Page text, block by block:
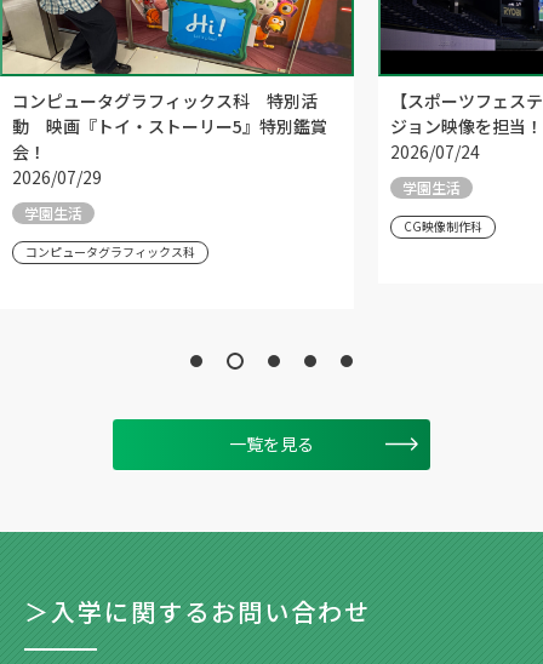
コンピュータグラフィックス科 特別活
動 映画『トイ・ストーリー5』特別鑑賞
会！
2026/07/29
学園生活
コンピュータグラフィックス科
【スポーツフェス
ジョン映像を担当！
2026/07/24
学園生活
CG映像制作科
一覧を見る
＞入学に関するお問い合わせ